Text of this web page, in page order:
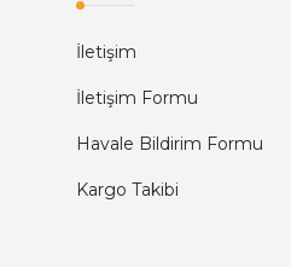
İletişim
İletişim Formu
Havale Bildirim Formu
Kargo Takibi